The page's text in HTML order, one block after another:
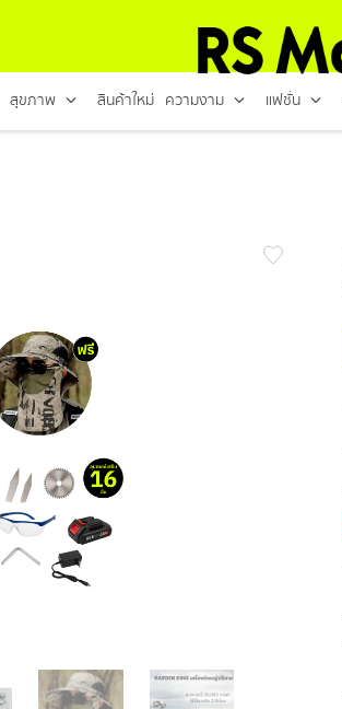
สุขภาพ สินค้าใหม่ ความงาม แฟชั่น